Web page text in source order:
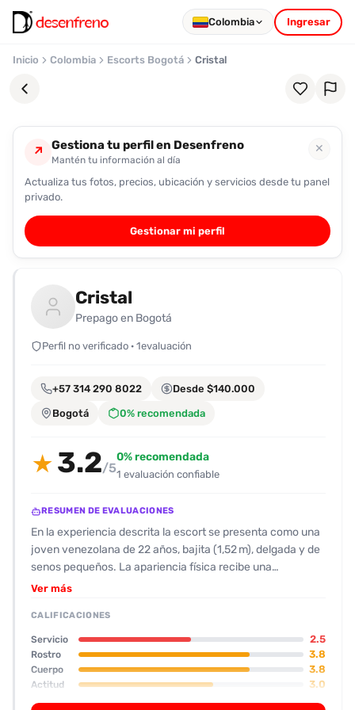
Colombia Ingresar
Inicio Colombia Escorts Bogotá Cristal
Favoritos
Pronto
podrás
registrarte
guardar
favoritas
para
fácilmente.
↗ Gestiona tu perfil en Desenfreno
Mantén tu información al día
✕
Actualiza tus fotos, precios, ubicación y servicios desde tu panel
privado.
Gestionar mi perfil
Cristal
Prepago en Bogotá
Perfil no verificado · 1evaluación
+57 314 290 8022 Desde $140.000
Bogotá 0% recomendada
★ 3.2/5
0% recomendada
1 evaluación confiable
RESUMEN DE EVALUACIONES
En la experiencia descrita la escort se presenta como una
joven venezolana de 22 años, bajita (1,52 m), delgada y de
senos pequeños. La apariencia física recibe una
valoración de 7.5 tanto en cuerpo como en rostro,
fue amable al responder preguntas sobre la oferta, pero la
falta de privacidad del lugar (una casa de barrio donde se
cruzan clientes y otras escorts) generó desconfianza. La
dinámica del encuentro se vio marcada por la
inconsistencia entre lo que se había prometido en la
“plantilla” y lo que realmente sucedió: la ducha conjunta
Ver más
CALIFICACIONES
Servicio 2.5
Rostro 3.8
Cuerpo 3.8
Actitud 3.0